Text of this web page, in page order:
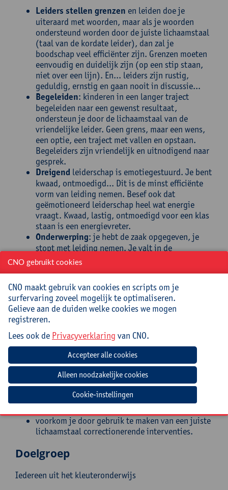
Leiders stellen grenzen en leiden doe je
uiteraard met woorden, maar als je woorden
ondersteund worden door de juiste lichaamstaal
(taal van de kordate leider), dan zal je
boodschap veel efficiënter zijn. Grenzen moeten
eenvoudig en duidelijk zijn (op een stip staan,
niet over een lijn). En... leiders zijn rustig,
geduldig, ernstig en gaan nooit in discussie...
Begeleiden: kinderen in een langer traject
begeleiden naar een gewenst resultaat,
ondersteun je door de lichaamstaal van de
vriendelijke leider. Geen grens, maar een wens,
een optie, een traject met vallen en opstaan.
Begeleiders zijn vriendelijk en uitnodigend naar
gesprek.
Dreigend leiderschap is emotiegestuurd. Je bent
kwaad, ontmoedigd... Dit is de minst efficiënte
vorm van leiding nemen. Besef ook dat
geëmotioneerd leiderschap heel wat energie
vraagt. Kwaad, lastig, ontmoedigd voor een klas
staan is een energievreter.
Onderwerping: je hebt de zaak opgegeven, je
stopt met leiding nemen. Je valt in de
lichaamstaal van ontmoediging-onzekerheid-
Zo verkennen we vier posities en hun respectievelijke
lichaamstaal: kordaat leiderschap, vriendelijk
leiderschap, emotiegestuurd leiderschap en
Doelstellingen
Na het volgen van deze nascholing:
benoem je de verschillende sociale posities van
jouw leerlingen;
voorkom je door gebruik te maken van een juiste
lichaamstaal correctionerende interventies.
Doelgroep
Iedereen uit het kleuteronderwijs
CNO gebruikt cookies
CNO maakt gebruik van cookies en scripts om je
surfervaring zoveel mogelijk te optimaliseren.
Gelieve aan de duiden welke cookies we mogen
registreren.
Lees ook de Privacyverklaring van CNO.
Cookie-instellingen